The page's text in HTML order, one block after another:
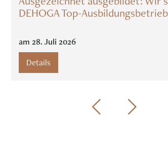
DEHOGA Top-Ausbildungsbetrieb
am 28.Juli 2026
Details